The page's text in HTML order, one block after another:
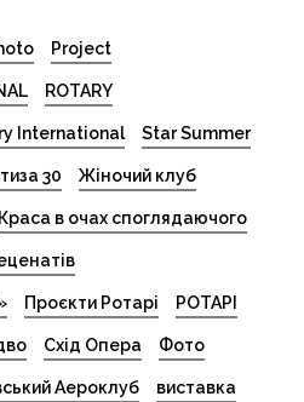
Project
ROTARY
International Star Summer
30 Жіночий клуб
Краса в очах споглядаючого
Проєкти Ротарі РОТАРІ
Схід Опера Фото
Аероклуб виставка